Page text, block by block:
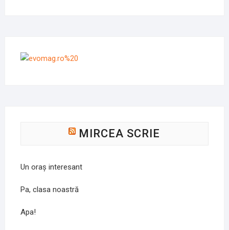
MIRCEA SCRIE
Un oraș interesant
Pa, clasa noastră
Apa!